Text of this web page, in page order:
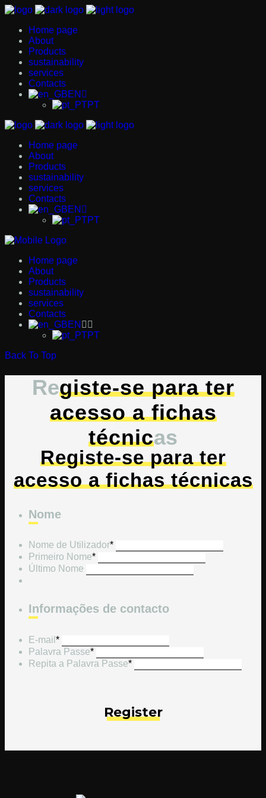
Home page
About
Products
sustainability
services
Contacts
EN
PT
Home page
About
Products
sustainability
services
Contacts
EN
PT
Home page
About
Products
sustainability
services
Contacts
EN
PT
Back To Top
Registe-se para ter
acesso a fichas
técnicas
Registe-se para ter
acesso a fichas técnicas
Nome
Nome de Utilizador*
Primeiro Nome*
Último Nome
Informações de contacto
E-mail *
Palavra Passe*
Repita a Palavra Passe*